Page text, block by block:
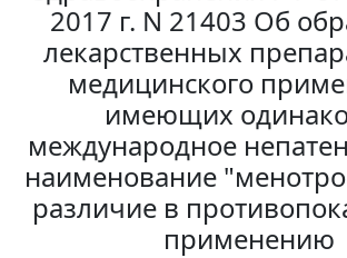
2017 г. N 21403 Об
лекарственных
медицинского
имеющих
международное
наименование
различие в
применению